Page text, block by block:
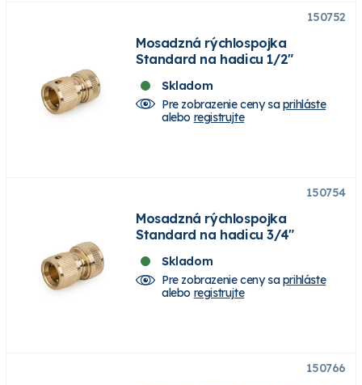
150752
Mosadzná rýchlospojka
Standard na hadicu 1/2"
Skladom
Pre zobrazenie ceny saprihláste
alebo registrujte
150754
Mosadzná rýchlospojka
Standard na hadicu 3/4"
Skladom
Pre zobrazenie ceny saprihláste
alebo registrujte
150766